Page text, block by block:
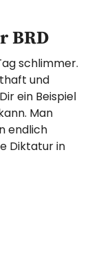
BRD
schlimmer.
und
ein Beispiel
Man
endlich
Diktatur in